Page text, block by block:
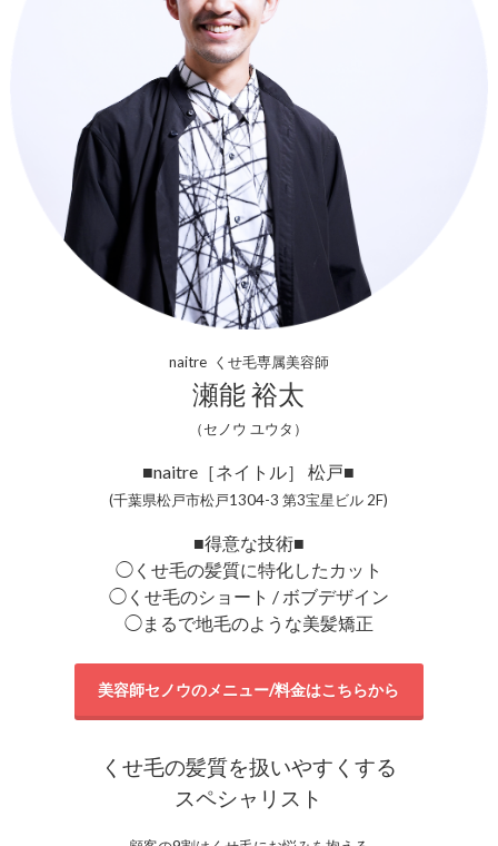
naitre くせ毛専属美容師
瀬能 裕太
（セノウ ユウタ）
■naitre［ネイトル］ 松戸■
(千葉県松戸市松戸1304-3 第3宝星ビル 2F)
■得意な技術■
◯くせ毛の髪質に特化したカット
◯くせ毛のショート / ボブデザイン
◯まるで地毛のような美髪矯正
美容師セノウのメニュー/料金はこちらから
くせ毛の髪質を扱いやすくする
スペシャリスト